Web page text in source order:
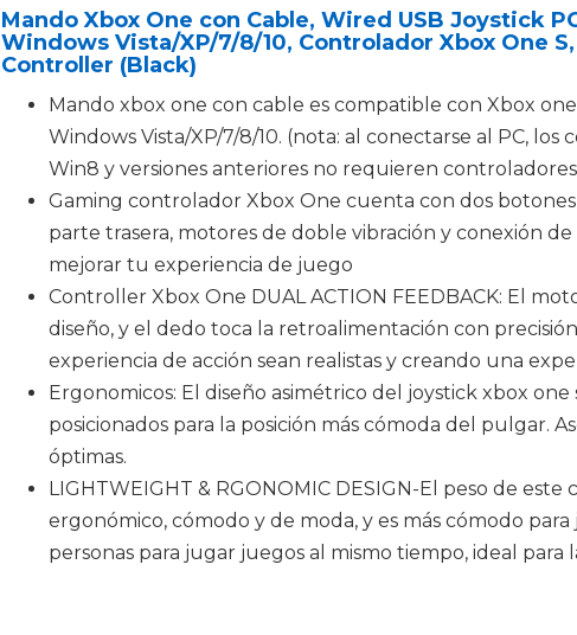
Mando Xbox One con Cable, Wired USB Joystick
Windows Vista/XP/7/8/10, Controlador Xbox One
Controller (Black)
Mando xbox one con cable es compatible con Xbox
Windows Vista/XP/7/8/10. (nota: al conectarse al PC,
Win8 y versiones anteriores no requieren
Gaming controlador Xbox One cuenta con dos
parte trasera, motores de doble vibración y conexión
mejorar tu experiencia de juego
Controller Xbox One DUAL ACTION FEEDBACK: El
diseño, y el dedo toca la retroalimentación con
experiencia de acción sean realistas y creando una
Ergonomicos: El diseño asimétrico del joystick xbox
posicionados para la posición más cómoda del pulgar.
óptimas.
LIGHTWEIGHT & RGONOMIC DESIGN-El peso de
ergonómico, cómodo y de moda, y es más cómodo
personas para jugar juegos al mismo tiempo, ideal para